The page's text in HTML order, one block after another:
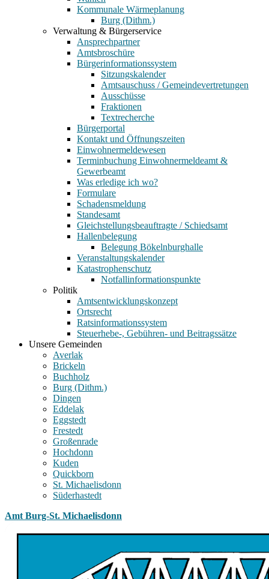
Kommunale Wärmeplanung
Burg (Dithm.)
Verwaltung & Bürgerservice
Ansprechpartner
Amtsbroschüre
Bürgerinformationssystem
Sitzungskalender
Amtsauschuss / Gemeindevertretungen
Ausschüsse
Fraktionen
Textrecherche
Bürgerportal
Kontakt und Öffnungszeiten
Einwohnermeldewesen
Terminbuchung Einwohnermeldeamt &
Gewerbeamt
Was erledige ich wo?
Formulare
Schadensmeldung
Standesamt
Gleichstellungsbeauftragte / Schiedsamt
Hallenbelegung
Belegung Bökelnburghalle
Veranstaltungskalender
Katastrophenschutz
Notfallinformationspunkte
Politik
Amtsentwicklungskonzept
Ortsrecht
Ratsinformationssystem
Steuerhebe-, Gebühren- und Beitragssätze
Unsere Gemeinden
Averlak
Brickeln
Buchholz
Burg (Dithm.)
Dingen
Eddelak
Eggstedt
Frestedt
Großenrade
Hochdonn
Kuden
Quickborn
St. Michaelisdonn
Süderhastedt
Amt Burg-St. Michaelisdonn